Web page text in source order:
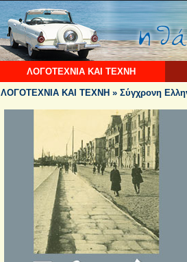
ΛΟΓΟΤΕΧΝΙΑ ΚΑΙ ΤΕΧΝΗ
ΛΟΓΟΤΕΧΝΙΑ ΚΑΙ ΤΕΧΝΗ » Σύγχρονη